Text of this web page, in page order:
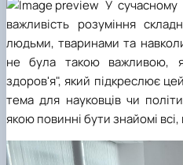
У сучасному
важливість розуміння
людьми, тваринами та
не була такою важливою,
здоров'я", який підкреслює
тема для науковців чи
якою повинні бути знайомі